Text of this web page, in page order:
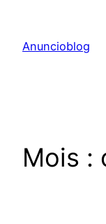
contenu
Anuncioblog
Mois :